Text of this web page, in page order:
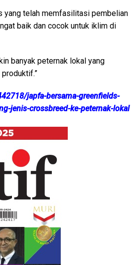
yang telah memfasilitasi pembelian
baik dan cocok untuk iklim di
banyak peternak lokal yang
japfa-bersama-greenfields-
jenis-crossbreed-ke-peternak-lokal